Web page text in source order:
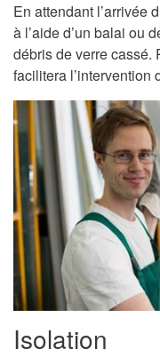
En attendant l’arrivée
à l’aide d’un balai ou
débris de verre cassé.
facilitera l’intervention
Isolation